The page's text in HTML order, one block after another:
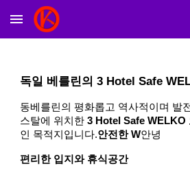
Skip to main content
독일 베를린의 3 Hotel Safe
동베를린의 평화롭고 역사적이며 발
스탈에 위치한3 Hotel Safe WELKO
인 목적지입니다.안전한 W안녕
편리한 입지와 휴식공간